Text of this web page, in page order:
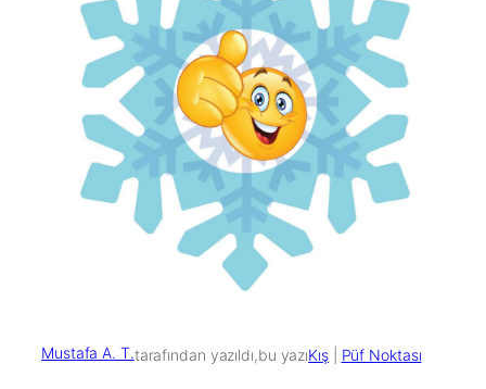
Mustafa A. T.tarafından yazıldı,bu yazıKış Püf Noktası